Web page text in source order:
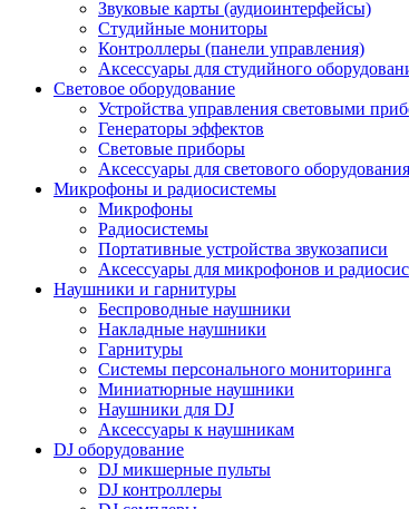
Звуковые карты (аудиоинтерфейсы)
Студийные мониторы
Контроллеры (панели управления)
Аксессуары для студийного
Световое оборудование
Устройства управления световыми
Генераторы эффектов
Световые приборы
Аксессуары для светового оборудования
Микрофоны и радиосистемы
Микрофоны
Радиосистемы
Портативные устройства звукозаписи
Аксессуары для микрофонов и
Наушники и гарнитуры
Беспроводные наушники
Накладные наушники
Гарнитуры
Системы персонального мониторинга
Миниатюрные наушники
Наушники для DJ
Аксессуары к наушникам
DJ оборудование
DJ микшерные пульты
DJ контроллеры